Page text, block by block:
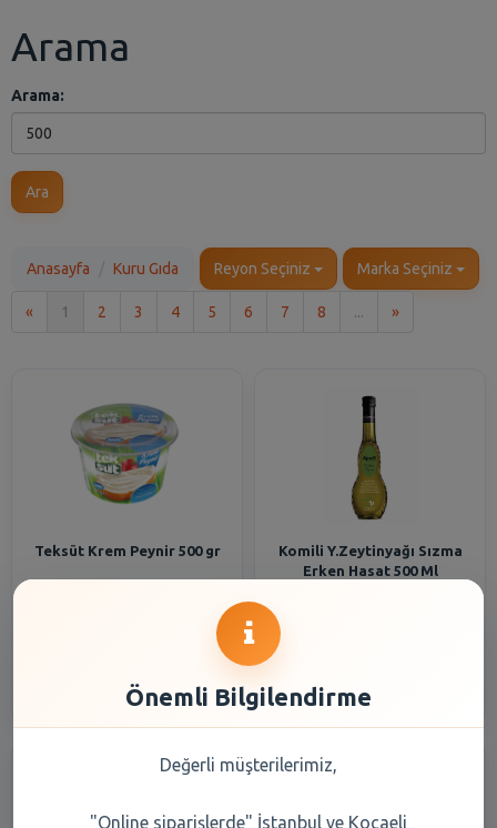
Arama
Arama:
Ara
Anasayfa Kuru Gıda Reyon Seçiniz Marka Seçiniz
« 1 2 3 4 5 6 7 8 ... »Son
Teksüt Krem Peynir 500 gr
Komili Y.Zeytinyağı Sızma
Erken Hasat 500 Ml
Önemli Bilgilendirme
Değerli müşterilerimiz,
"Online siparişlerde" İstanbul ve Kocaeli